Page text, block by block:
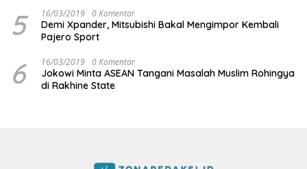
5 16/03/2019 0 Komentar
Demi Xpander, Mitsubishi Bakal Mengimpor Kembali
Pajero Sport
6 16/03/2019 0 Komentar
Jokowi Minta ASEAN Tangani Masalah Muslim Rohingya
di Rakhine State